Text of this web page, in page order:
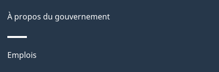
p
a
À propos du gouvernement
Thèmes
Emplois